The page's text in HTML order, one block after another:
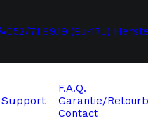
052/71.99.19 (9u-17u)
Support
F.A.Q.
Garantie/
Contact